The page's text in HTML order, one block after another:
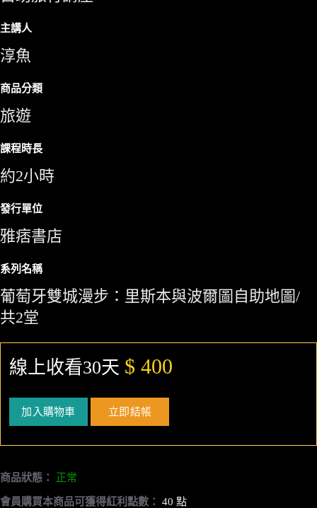
主講人
淳魚
商品分類
旅遊
課程時長
約2小時
發行單位
雅痞書店
系列名稱
葡萄牙雙城漫步：里斯本與波爾圖自助地圖/
共2堂
線上收看30天 $ 400
加入購物車 立即結帳
商品狀態： 正常
會員購買本商品可獲得紅利點數： 40 點